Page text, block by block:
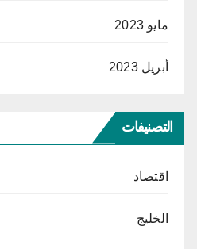
مايو 2023
أبريل 2023
التصنيفات
اقتصاد
الخليج